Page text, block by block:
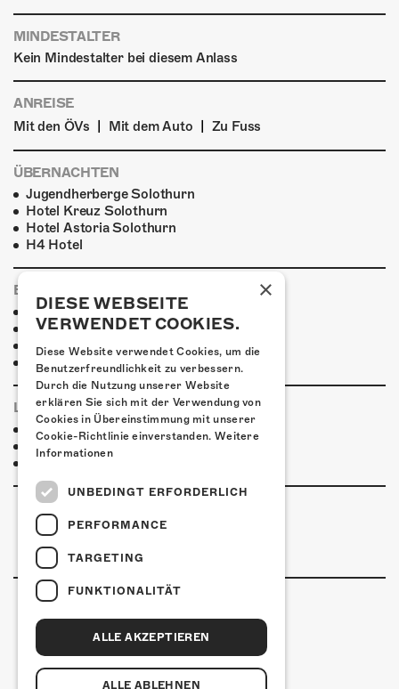
MINDESTALTER
Kein Mindestalter bei diesem Anlass
ANREISE
Mit den ÖVs
Mit dem Auto Zu Fuss
ÜBERNACHTEN
Jugendherberge Solothurn
Hotel Kreuz Solothurn
Hotel Astoria Solothurn
H4 Hotel
ESSENSTIPPS
Pier 11
Ristorante Pizzeria Casablanca
Restaurant Kreuz
Pittaria
LINKS & PARTNER
Mike Singer
Bravo
Kulturfabrik Kofmehl
Kofmehlweg 1
×
DIESE WEBSEITE
VERWENDET COOKIES.
Diese Website verwendet Cookies, um die
Benutzerfreundlichkeit zu verbessern.
Durch die Nutzung unserer Website
erklären Sie sich mit der Verwendung von
Cookies in Übereinstimmung mit unserer
Cookie-Richtlinie einverstanden. Weitere
Informationen
UNBEDINGT ERFORDERLICH
PERFORMANCE
TARGETING
FUNKTIONALITÄT
ALLE AKZEPTIEREN
ALLE ABLEHNEN